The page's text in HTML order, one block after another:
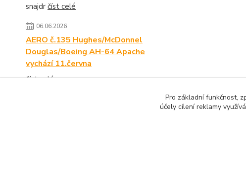
snajdr číst celé
06.06.2026
AERO č.135 Hughes/McDonnel
Douglas/Boeing AH-64 Apache
vychází 11.června
číst celé
Pro základní funkčnost,
účely cílení reklamy